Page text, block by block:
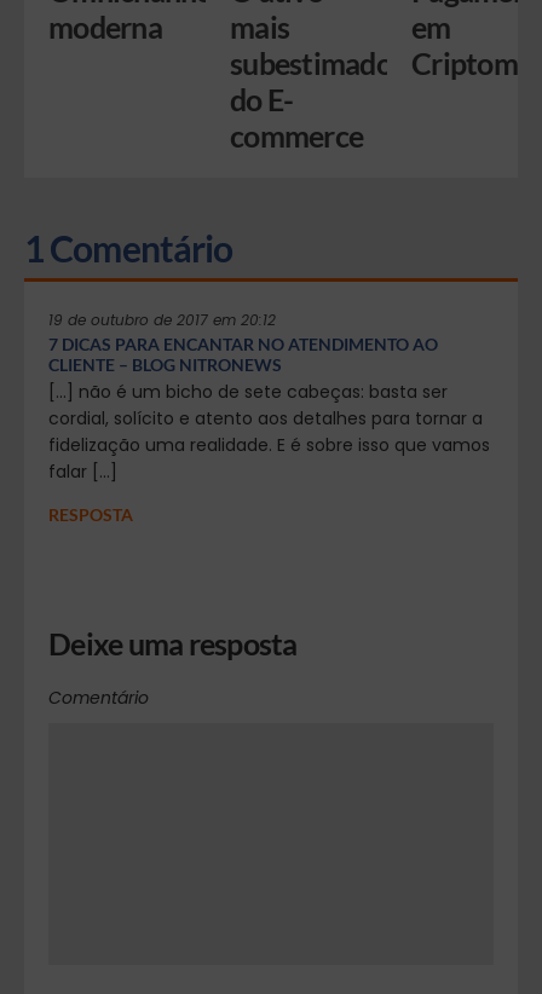
moderna
mais
subestimado
do E-
commerce
em
1 Comentário
19 de outubro de 2017 em 20:12
7 DICAS PARA ENCANTAR NO ATENDIMENTO AO
CLIENTE – BLOG NITRONEWS
[…] não é um bicho de sete cabeças: basta ser
cordial, solícito e atento aos detalhes para tornar a
fidelização uma realidade. E é sobre isso que vamos
falar […]
RESPOSTA
Deixe uma resposta
Comentário